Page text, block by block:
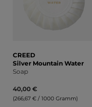
CREED
Silver Mountain Water
Soap
40,00 €
(266,67 € / 1000 Gramm)